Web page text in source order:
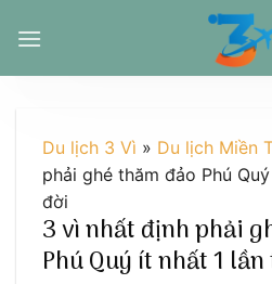
đến
Du lịch 3 Vì » Du lịch Miền
phải ghé thăm đảo Phú
đời
3 vì nhất định phải
Phú Quý ít nhất 1